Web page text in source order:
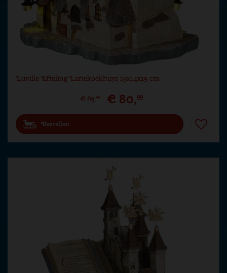
Luville Efteling Lariekoekhuys 19x14x19 cm
€ 89,99 € 80,99
Bestellen